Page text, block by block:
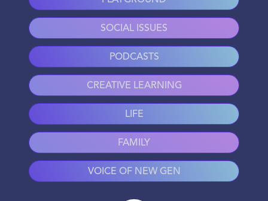
SOCIAL ISSUES
PODCASTS
CREATIVE LEARNING
LIFE
FAMILY
VOICE OF NEW GEN